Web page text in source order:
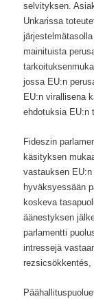
selvityksen.
Unkarissa
mainituista
jossa EU:n
EU:n virallisena
ehdotuksia EU:n
Fideszin
käsityksen
vastauksen
hyväksyessään
koskeva
äänestyksen
parlamentti
intressejä
rezsicsökkentés,